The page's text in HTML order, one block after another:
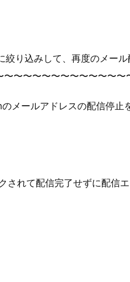
込みして、再度のメール
〜〜〜〜〜〜〜〜〜〜〜〜
ールアドレスの配信停止
れて配信完了せずに配信